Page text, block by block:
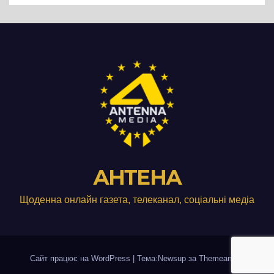
АНТЕНА
Щоденна онлайн газета, телеканал, соціальні медіа
Сайт працює на WordPress Тема:Newsup за Themeansar